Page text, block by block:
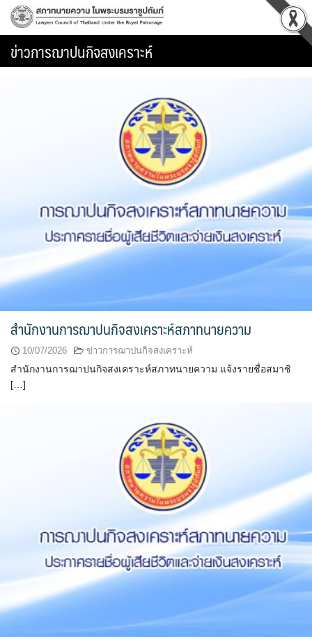
Skip
content
ข่าวการฌาปนกิจสงเคราะห์
สำนักงานการฌาปนกิจสงเคราะห์สภาทนายความ
10/07/2026 ข่าวการฌาปนกิจสงเคราะห์
สำนักงานการฌาปนกิจสงเคราะห์สภาทนายความ แจ้งรายชื่อสมาชิ
[…]